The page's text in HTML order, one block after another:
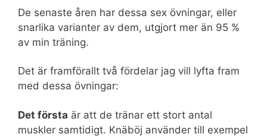
De senaste åren har dessa sex övningar, eller
snarlika varianter av dem, utgjort mer än 95 %
av min träning.
Det är framförallt två fördelar jag vill lyfta fram
med dessa övningar:
Det första är att de tränar ett stort antal
muskler samtidigt. Knäböj använder till exempel